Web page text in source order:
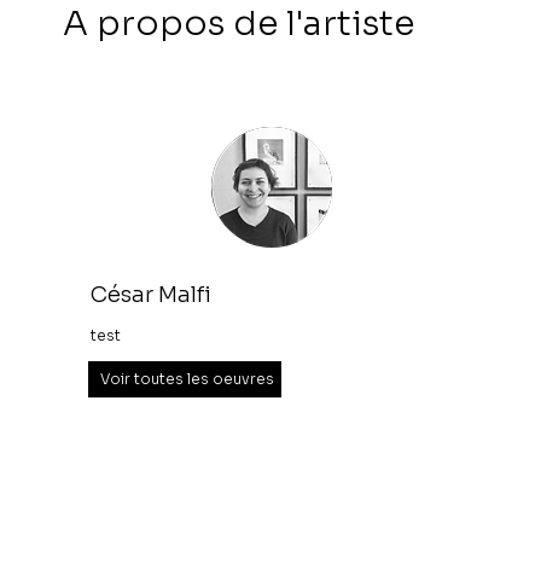
A propos de l'artiste
César Malfi
test
Voir toutes les oeuvres